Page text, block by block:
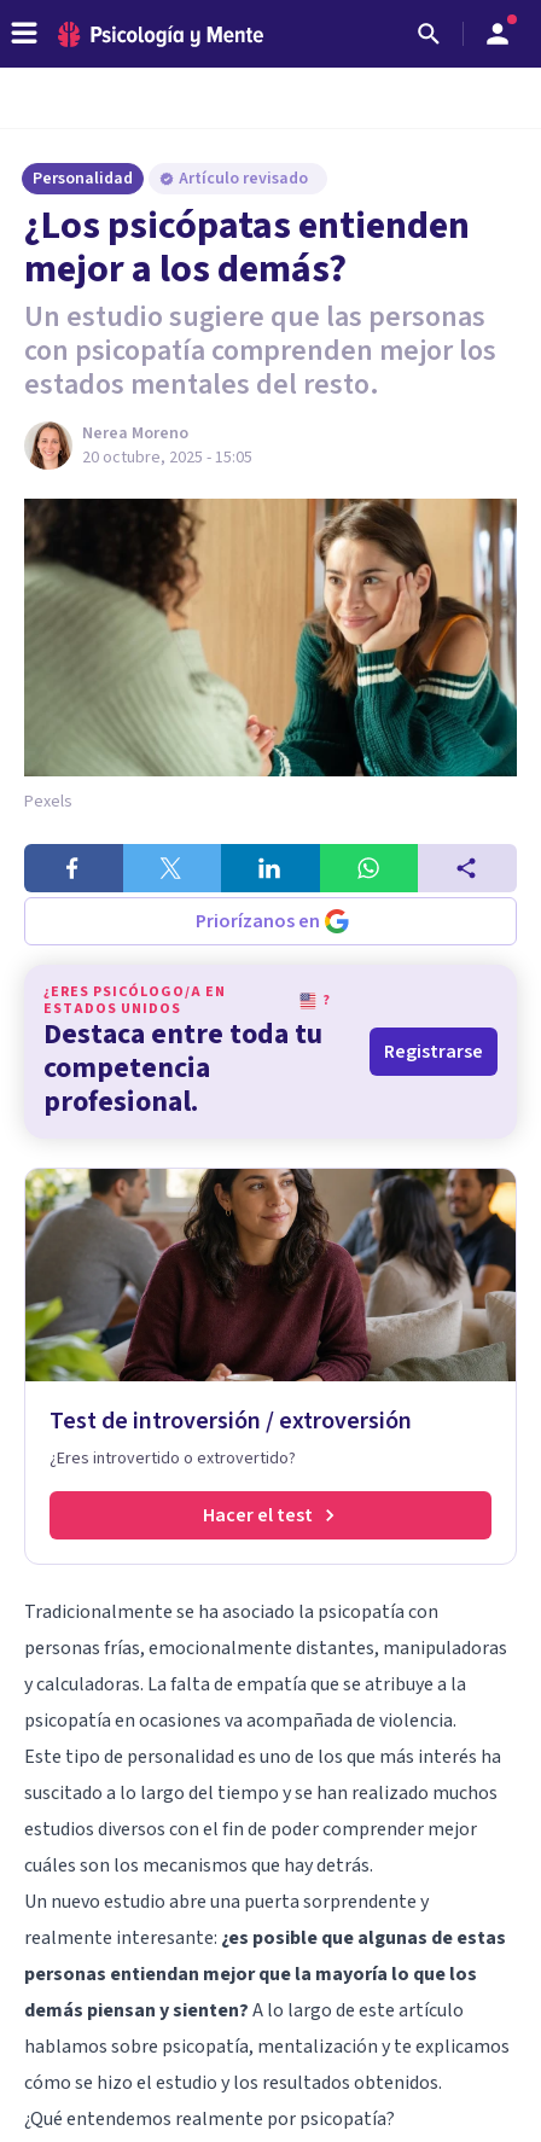
Personalidad Artículo revisado
¿Los psicópatas entienden
mejor a los demás?
Un estudio sugiere que las personas
con psicopatía comprenden mejor los
estados mentales del resto.
Nerea Moreno
20 octubre, 2025 - 15:05
Pexels
Priorízanos en
¿ERES PSICÓLOGO/A EN
ESTADOS UNIDOS
?
Destaca entre toda tu
competencia
profesional.
Registrarse
Test de introversión / extroversión
¿Eres introvertido o extrovertido?
Hacer el test
Tradicionalmente se ha asociado la psicopatíacon
personas frías, emocionalmente distantes, manipuladoras
y calculadoras. La falta de empatía que se atribuye a la
psicopatía en ocasiones va acompañada de violencia.
Este tipo de personalidad es uno de los que más interés ha
suscitado a lo largo del tiempo y se han realizado muchos
estudios diversos con el fin de poder comprender mejor
cuáles son los mecanismos que hay detrás.
Un nuevo estudio abre una puerta sorprendente y
realmente interesante: ¿es posible que algunas de estas
personas entiendan mejor que la mayoría lo que los
demás piensan y sienten?A lo largo de este artículo
hablamos sobre psicopatía, mentalización y te explicamos
cómo se hizo el estudio y los resultados obtenidos.
¿Qué entendemos realmente por psicopatía?